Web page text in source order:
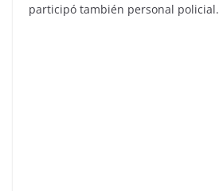
participó también personal policial.